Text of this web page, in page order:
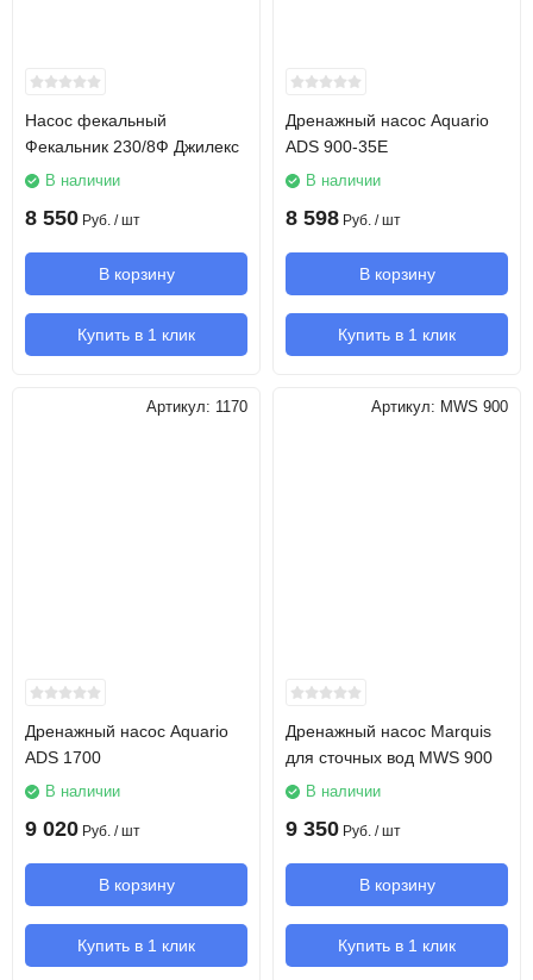
Насос фекальный
Фекальник 230/8Ф Джилекс
В наличии
8 550 Руб. / шт
В корзину
Купить в 1 клик
Дренажный насос Aquario
ADS 900-35E
В наличии
8 598 Руб. / шт
В корзину
Купить в 1 клик
Артикул: 1170
Дренажный насос Aquario
ADS 1700
В наличии
9 020 Руб. / шт
В корзину
Купить в 1 клик
Артикул: MWS 900
Дренажный насос Marquis
для сточных вод MWS 900
В наличии
9 350 Руб. / шт
В корзину
Купить в 1 клик